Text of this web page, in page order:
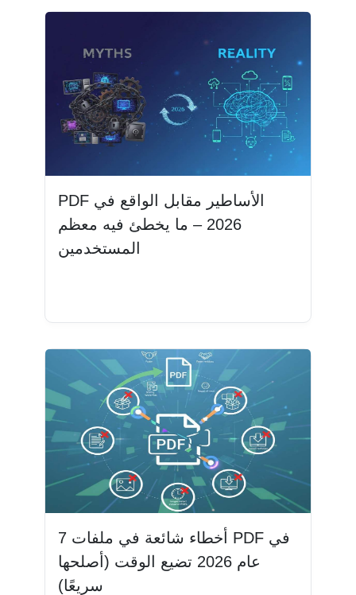
PDF الأساطير مقابل الواقع في
2026 – ما يخطئ فيه معظم
المستخدمين
7 أخطاء شائعة في ملفات PDF في
عام 2026 تضيع الوقت (أصلحها
سريعًا)